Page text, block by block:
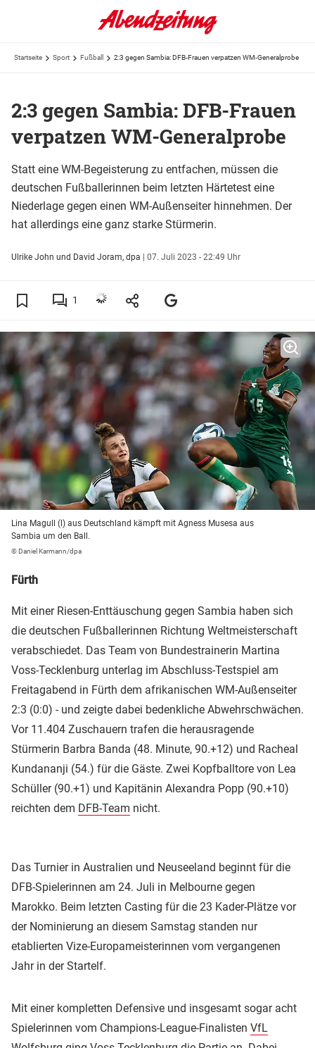
Startseite Sport Fußball 2:3 gegen Sambia: DFB-Frauen verpatzen WM-Generalprobe
2:3 gegen Sambia: DFB-Frauen
verpatzen WM-Generalprobe
Statt eine WM-Begeisterung zu entfachen, müssen die
deutschen Fußballerinnen beim letzten Härtetest eine
Niederlage gegen einen WM-Außenseiter hinnehmen. Der
hat allerdings eine ganz starke Stürmerin.
Ulrike John und David Joram, dpa | 07. Juli 2023 - 22:49 Uhr
1
Lina Magull (l) aus Deutschland kämpft mit Agness Musesa aus
Sambia um den Ball.
© Daniel Karmann/dpa
Fürth
Mit einer Riesen-Enttäuschung gegen Sambia haben sich
die deutschen Fußballerinnen Richtung Weltmeisterschaft
verabschiedet. Das Team von Bundestrainerin Martina
Voss-Tecklenburg unterlag im Abschluss-Testspiel am
Freitagabend in Fürth dem afrikanischen WM-Außenseiter
2:3 (0:0) - und zeigte dabei bedenkliche Abwehrschwächen.
Vor 11.404 Zuschauern trafen die herausragende
Stürmerin Barbra Banda (48. Minute, 90.+12) und Racheal
Kundananji (54.) für die Gäste. Zwei Kopfballtore von Lea
Schüller (90.+1) und Kapitänin Alexandra Popp (90.+10)
reichten dem DFB-Team nicht.
Das Turnier in Australien und Neuseeland beginnt für die
DFB-Spielerinnen am 24. Juli in Melbourne gegen
Marokko. Beim letzten Casting für die 23 Kader-Plätze vor
der Nominierung an diesem Samstag standen nur
etablierten Vize-Europameisterinnen vom vergangenen
Jahr in der Startelf.
Mit einer kompletten Defensive und insgesamt sogar acht
Spielerinnen vom Champions-League-Finalisten VfL